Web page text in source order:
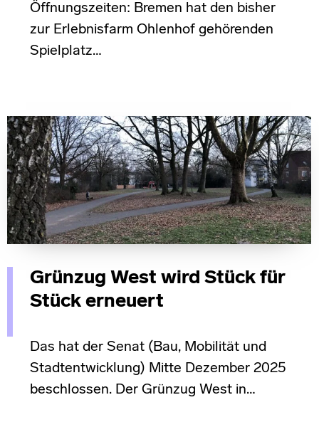
Öffnungszeiten: Bremen hat den bisher
zur Erlebnisfarm Ohlenhof gehörenden
Spielplatz…
Grünzug West wird Stück für
Stück erneuert
Das hat der Senat (Bau, Mobilität und
Stadtentwicklung) Mitte Dezember 2025
beschlossen. Der Grünzug West in…